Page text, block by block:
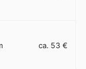
ca. 53 €